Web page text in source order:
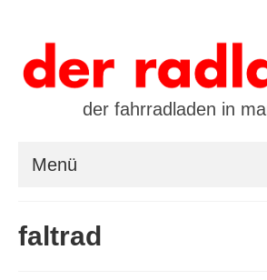
der fahrradladen in
Menü
faltrad